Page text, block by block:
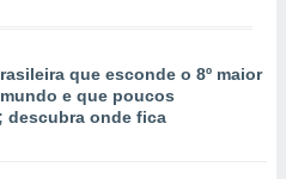
que esconde o 8º maior
e que poucos
descubra onde fica